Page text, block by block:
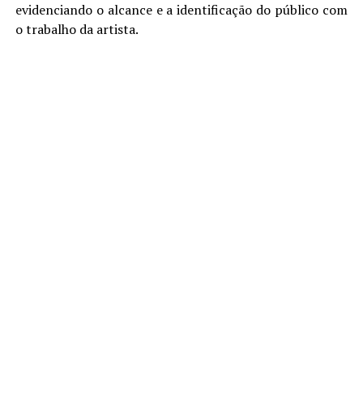
evidenciando o alcance e a identificação do público com
o trabalho da artista.